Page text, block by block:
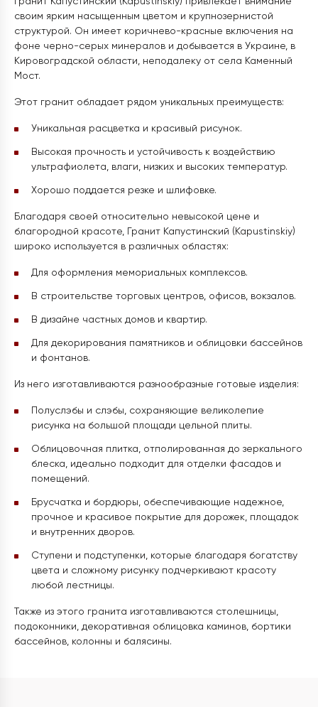
своим ярким насыщенным цветом и крупнозернистой
структурой. Он имеет коричнево-красные включения на
фоне черно-серых минералов и добывается в Украине, в
Кировоградской области, неподалеку от села Каменный
Мост.
Этот гранит обладает рядом уникальных преимуществ:
Уникальная расцветка и красивый рисунок.
Высокая прочность и устойчивость к воздействию
ультрафиолета, влаги, низких и высоких температур.
Хорошо поддается резке и шлифовке.
Благодаря своей относительно невысокой цене и
благородной красоте, Гранит Капустинский (Kapustinskiy)
широко используется в различных областях:
Для оформления мемориальных комплексов.
В строительстве торговых центров, офисов, вокзалов.
В дизайне частных домов и квартир.
Для декорирования памятников и облицовки бассейнов
и фонтанов.
Из него изготавливаются разнообразные готовые изделия:
Полуслэбы и слэбы, сохраняющие великолепие
рисунка на большой площади цельной плиты.
Облицовочная плитка, отполированная до зеркального
блеска, идеально подходит для отделки фасадов и
помещений.
Брусчатка и бордюры, обеспечивающие надежное,
прочное и красивое покрытие для дорожек, площадок
и внутренних дворов.
Ступени и подступенки, которые благодаря богатству
цвета и сложному рисунку подчеркивают красоту
любой лестницы.
Также из этого гранита изготавливаются столешницы,
подоконники, декоративная облицовка каминов, бортики
бассейнов, колонны и балясины.